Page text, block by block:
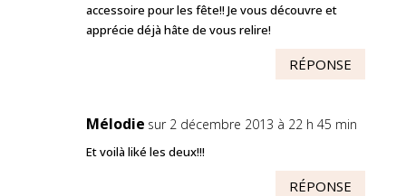
accessoire pour les fête!! Je vous découvre et
apprécie déjà hâte de vous relire!
RÉPONSE
Mélodie sur 2 décembre 2013 à 22 h 45 min
Et voilà liké les deux!!!
RÉPONSE